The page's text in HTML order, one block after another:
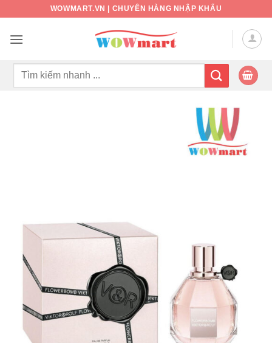
nội
WOWMART.VN | CHUYÊN HÀNG NHẬP KHẨU
Tìm